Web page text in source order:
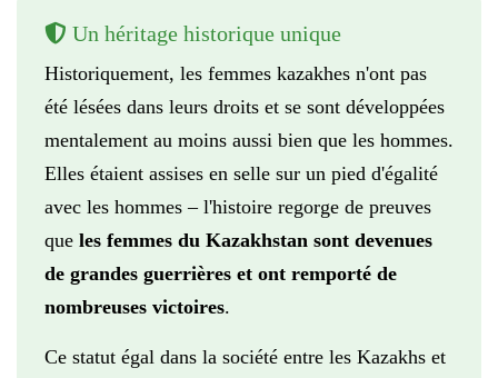
Un héritage historique unique
Historiquement, les femmes kazakhes n'ont pas
été lésées dans leurs droits et se sont développées
mentalement au moins aussi bien que les hommes.
Elles étaient assises en selle sur un pied d'égalité
avec les hommes – l'histoire regorge de preuves
que les femmes du Kazakhstan sont devenues
de grandes guerrières et ont remporté de
nombreuses victoires.
Ce statut égal dans la société entre les Kazakhs et